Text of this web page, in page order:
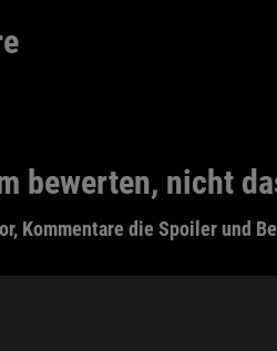
bewerten, nicht
Kommentare die Spoiler und